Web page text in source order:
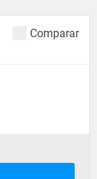
Comparar